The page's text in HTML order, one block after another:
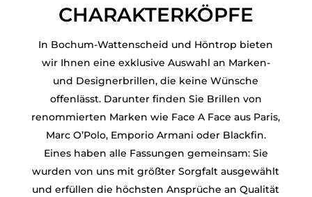
CHARAKTERKÖPFE
In Bochum-Wattenscheid und Höntrop bieten
wir Ihnen eine exklusive Auswahl an Marken-
und Designerbrillen, die keine Wünsche
offenlässt. Darunter finden Sie Brillen von
renommierten Marken wie Face A Face aus Paris,
Marc O’Polo, Emporio Armani oder Blackfin.
Eines haben alle Fassungen gemeinsam: Sie
wurden von uns mit größter Sorgfalt ausgewählt
und erfüllen die höchsten Ansprüche an Qualität